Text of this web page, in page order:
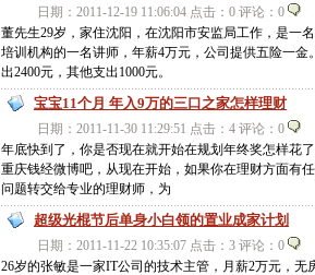
日期：2011-12-19 11:06:04 点击：0 评论：0
董先生29岁，家住沈阳，在沈阳市安监局工作，是一
培训机构的一名讲师，年薪4万元，公司提供五险一
出2400元，其他支出1000元。
宝宝11个月 年入9万的三口之家怎样理财
日期：2011-11-30 11:29:51 点击：4 评论：0
年底快到了，你是否现在就开始在规划年终奖怎样花
重庆钱经微博吧，从现在开始，如果你在理财方面有
问题转交给专业的理财师，为
超级光棍节后单身小白领的置业成家计划
日期：2011-11-22 10:35:07 点击：3 评论：0
26岁的张敏是一家IT公司的技术主管，月薪2万元，